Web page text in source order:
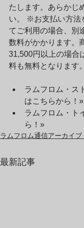
たします。あらかじ
い。 ※お支払い方法
てご利用の場合、別
数料がかかります。
31,500円以上の場合
料も無料となります
ラムフロム・ス
はこちらから！»
ラムフロム・ト
ら！»
ラムフロム通信アーカイブ
最新記事